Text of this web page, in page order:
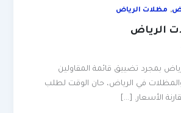
, مظلات الرياض
الرياض
بمجرد تضييق قائمة المقاولين
والمظلات في الرياض، حان الوقت لطلب
الأسعار. […]